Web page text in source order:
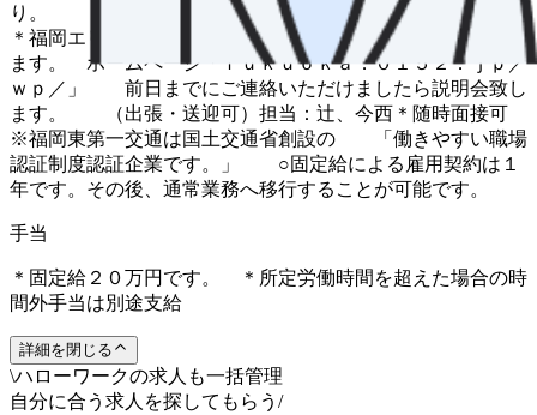
り
＊福岡エリアでは、毎月２０回程度会社説明会を実施してい
ます。 ホームページ「ｆｕｋｕｏｋａ．０１５２．ｊｐ／
ｗｐ／」 前日までにご連絡いただけましたら説明会致し
ます。 （出張・送迎可）担当：辻、今西＊随時面接可
※福岡東第一交通は国土交通省創設の 「働きやすい職場
認証制度認証企業です。」 ○固定給による雇用契約は１
年です。その後、通常業務へ移行することが可能です。
手当
＊固定給２０万円です。 ＊所定労働時間を超えた場合の時
間外手当は別途支給
詳細を閉じる
\ハローワークの求人も一括管理
自分に合う求人を探してもらう /